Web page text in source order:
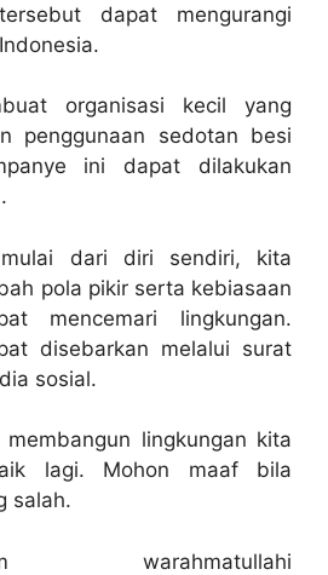
dapat mengurangi
organisasi kecil yang
penggunaan sedotan besi
ini dapat dilakukan
dari diri sendiri, kita
pola pikir serta kebiasaan
mencemari lingkungan.
disebarkan melalui surat
sosial.
lingkungan kita
lagi. Mohon maaf bila
salah.
warahmatullahi